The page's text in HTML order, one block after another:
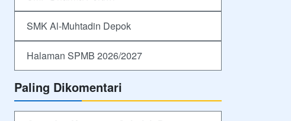
SMK Al-Muhtadin Depok
Halaman SPMB 2026/2027
Paling Dikomentari